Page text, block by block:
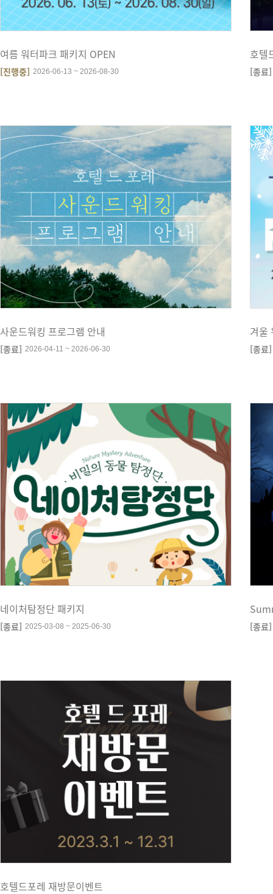
여름 워터파크 패키지 OPEN
[진행중] 2026-06-13 ~ 2026-08-30
호텔
[종료]
사운드워킹 프로그램 안내
[종료] 2026-04-11 ~ 2026-06-30
겨울
[종료]
네이처탐정단 패키지
[종료] 2025-03-08 ~ 2025-06-30 [종료]
호텔드포레 재방문이벤트